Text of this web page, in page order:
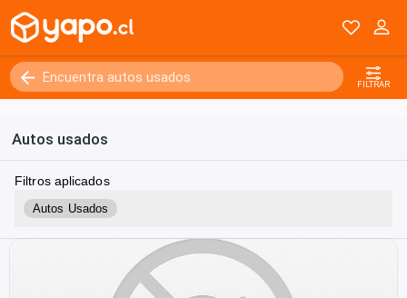
FILTRAR
Autos usados
Filtros aplicados
Autos Usados